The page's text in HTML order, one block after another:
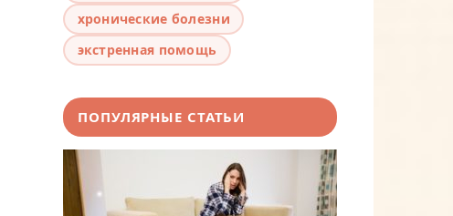
хронические болезни
экстренная помощь
ПОПУЛЯРНЫЕ СТАТЬИ